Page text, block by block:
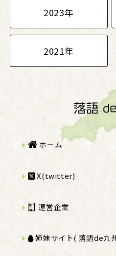
2023年
2021年
ホーム
X(twitter)
運営企業
姉妹サイト( 落語de九